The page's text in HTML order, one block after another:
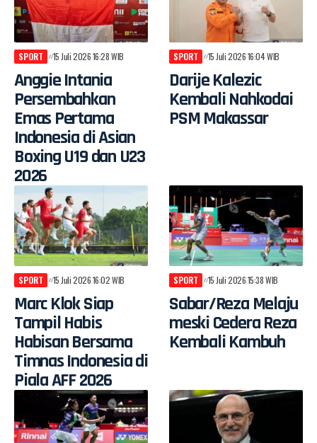
SPORT 15 Juli 2026 16:28 WIB
Anggie Intania
Persembahkan
Emas Pertama
Indonesia di Asian
Boxing U19 dan U23
2026
SPORT 15 Juli 2026 16:04 WIB
Darije Kalezic
Kembali Nahkodai
PSM Makassar
SPORT 15 Juli 2026 16:02 WIB
Marc Klok Siap
Tampil Habis
Habisan Bersama
Timnas Indonesia di
Piala AFF 2026
SPORT 15 Juli 2026 15:38 WIB
Sabar/Reza Melaju
meski Cedera Reza
Kembali Kambuh